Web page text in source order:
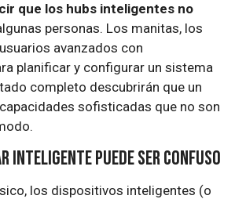
que los hubs inteligentes no
personas. Los manitas, los
avanzados con
planificar y configurar un sistema
completo descubrirán que un
sofisticadas que no son
inteligente puede ser confuso
los dispositivos inteligentes (o